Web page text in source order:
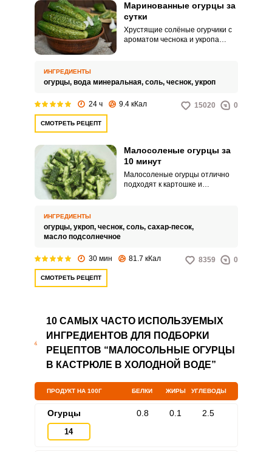
Маринованные огурцы за
сутки
Хрустящие солёные огурчики с
ароматом чеснока и укропа
Потратив всего 10 минут на
готовку, же через сутки вы
невероятным вкусом и хрустом
ИНГРЕДИЕНТЫ
огурцы, вода минеральная, соль, чеснок, укроп
24 ч 9.4 кКал 15020 0
СМОТРЕТЬ РЕЦЕПТ
Малосоленые огурцы за
10 минут
Малосоленые огурцы отлично
подходят к картошке и
укропом, при этом они сохранят
свой свежий вкус.
ИНГРЕДИЕНТЫ
огурцы, укроп, чеснок, соль, сахар-песок,
масло подсолнечное
30 мин 81.7 кКал 8359 0
СМОТРЕТЬ РЕЦЕПТ
10 САМЫХ ЧАСТО ИСПОЛЬЗУЕМЫХ
ИНГРЕДИЕНТОВ ДЛЯ ПОДБОРКИ
РЕЦЕПТОВ “МАЛОСОЛЬНЫЕ ОГУРЦЫ
В КАСТРЮЛЕ В ХОЛОДНОЙ ВОДЕ”
ПРОДУКТ НА 100Г БЕЛКИ ЖИРЫ УГЛЕВОДЫ
Огурцы
14
0.8 0.1 2.5